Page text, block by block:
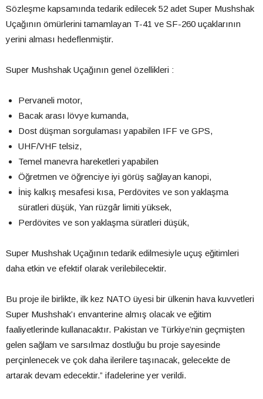
Sözleşme kapsamında tedarik edilecek 52 adet Super Mushshak
Uçağının ömürlerini tamamlayan T-41 ve SF-260 uçaklarının
yerini alması hedeflenmiştir.
Super Mushshak Uçağının genel özellikleri :
Pervaneli motor,
Bacak arası lövye kumanda,
Dost düşman sorgulaması yapabilen IFF ve GPS,
UHF/VHF telsiz,
Temel manevra hareketleri yapabilen
Öğretmen ve öğrenciye iyi görüş sağlayan kanopi,
İniş kalkış mesafesi kısa, Perdövites ve son yaklaşma
süratleri düşük, Yan rüzgâr limiti yüksek,
Perdövites ve son yaklaşma süratleri düşük,
Super Mushshak Uçağının tedarik edilmesiyle uçuş eğitimleri
daha etkin ve efektif olarak verilebilecektir.
Bu proje ile birlikte, ilk kez NATO üyesi bir ülkenin hava kuvvetleri
Super Mushshak’ı envanterine almış olacak ve eğitim
faaliyetlerinde kullanacaktır. Pakistan ve Türkiye’nin geçmişten
gelen sağlam ve sarsılmaz dostluğu bu proje sayesinde
perçinlenecek ve çok daha ilerilere taşınacak, gelecekte de
artarak devam edecektir.” ifadelerine yer verildi.